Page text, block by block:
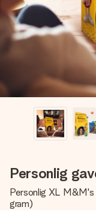
et bilde av dere
hjertet. Ikke noe
Personlig
Personlig XL
gram)